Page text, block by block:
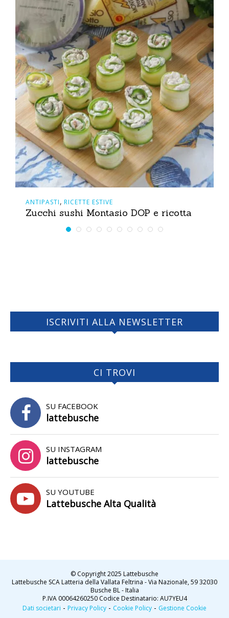
ANTIPASTI, RICETTE ESTIVE
Zucchi sushi Montasio DOP e ricotta
ISCRIVITI ALLA NEWSLETTER
CI TROVI
SU FACEBOOK
lattebusche
SU INSTAGRAM
lattebusche
SU YOUTUBE
Lattebusche Alta Qualità
© Copyright 2025 Lattebusche
Lattebusche SCA Latteria della Vallata Feltrina - Via Nazionale, 59 32030
Busche BL - Italia
P.IVA 00064260250 Codice Destinatario: AU7YEU4
Dati societari - Privacy Policy - Cookie Policy - Gestione Cookie